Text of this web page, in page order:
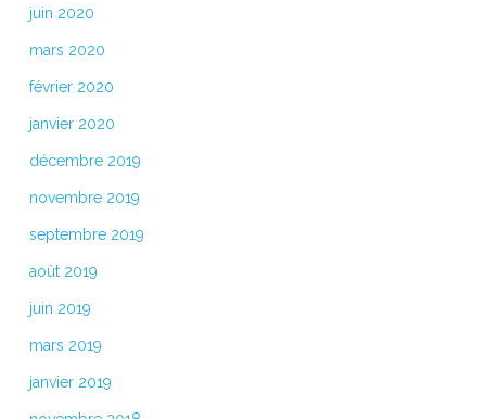
juin 2020
mars 2020
février 2020
janvier 2020
décembre 2019
novembre 2019
septembre 2019
août 2019
juin 2019
mars 2019
janvier 2019